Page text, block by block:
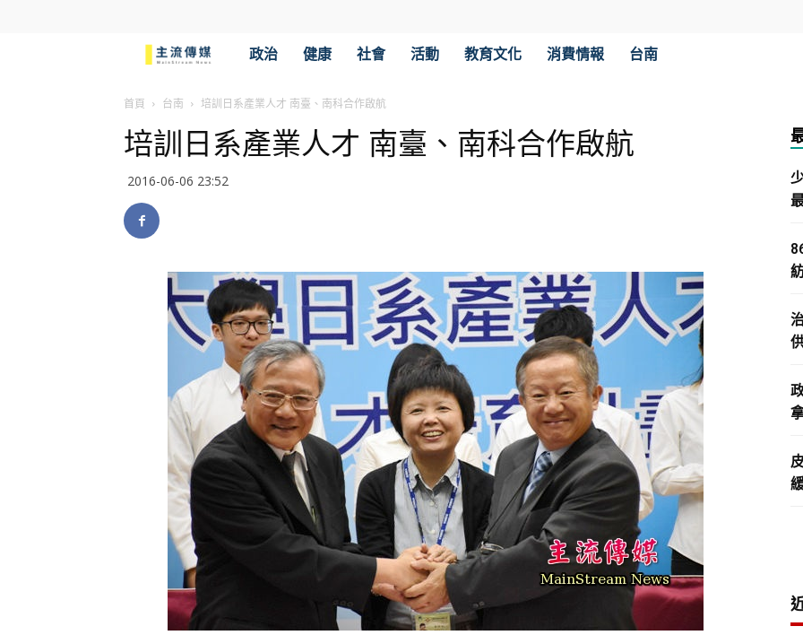
流
傳
政治 健康 社會 活動 教育文化 消費情報 台南
首頁 台南 培訓日系產業人才 南臺、南科合作啟航
培訓日系產業人才 南臺、南科合作啟航
2016-06-06 23:52